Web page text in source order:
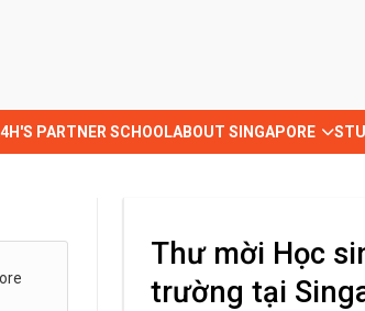
PARTNER SCHOOLABOUT SINGAPORE
Thư mời Học
trường tại